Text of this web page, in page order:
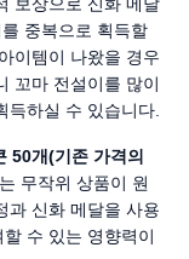
중복으로 획득할
이템이 나왔을 경우
꼬마 전설이를 많이
득하실 수 있습니다.
50개(기존 가격의
무작위 상품이 원
과 신화 메달을 사용
수 있는 영향력이